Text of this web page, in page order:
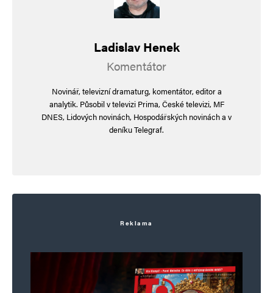
Ladislav Henek
Komentátor
Novinář, televizní dramaturg, komentátor, editor a
analytik. Působil v televizi Prima, České televizi, MF
DNES, Lidových novinách, Hospodářských novinách a v
deníku Telegraf.
Reklama